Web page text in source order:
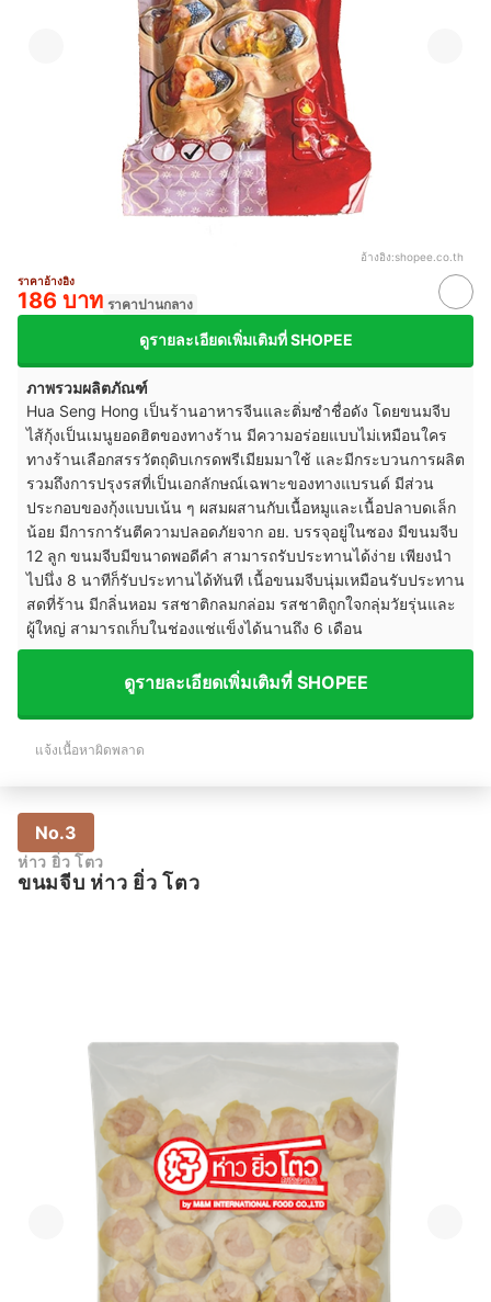
อ้างอิง:shopee.co.th
ราคาอ้างอิง
186 บาท ราคาปานกลาง
ดูรายละเอียดเพิ่มเติมที่ SHOPEE
ภาพรวมผลิตภัณฑ์
Hua Seng Hong เป็นร้านอาหารจีนและติ่มซำชื่อดัง โดยขนมจีบ
ไส้กุ้งเป็นเมนูยอดฮิตของทางร้าน มีความอร่อยแบบไม่เหมือนใคร
ทางร้านเลือกสรรวัตถุดิบเกรดพรีเมียมมาใช้ และมีกระบวนการผลิต
รวมถึงการปรุงรสที่เป็นเอกลักษณ์เฉพาะของทางแบรนด์ มีส่วน
ประกอบของกุ้งแบบเน้น ๆ ผสมผสานกับเนื้อหมูและเนื้อปลาบดเล็ก
น้อย มีการการันตีความปลอดภัยจาก อย. บรรจุอยู่ในซอง มีขนมจีบ
12 ลูก ขนมจีบมีขนาดพอดีคำ สามารถรับประทานได้ง่าย เพียงนำ
ไปนึ่ง 8 นาทีก็รับประทานได้ทันที เนื้อขนมจีบนุ่มเหมือนรับประทาน
สดที่ร้าน มีกลิ่นหอม รสชาติกลมกล่อม รสชาติถูกใจกลุ่มวัยรุ่นและ
ผู้ใหญ่ สามารถเก็บในช่องแช่แข็งได้นานถึง 6 เดือน
ดูรายละเอียดเพิ่มเติมที่ SHOPEE
แจ้งเนื้อหาผิดพลาด
No.3
ห่าว ยิ่ว โตว
ขนมจีบ ห่าว ยิ่ว โตว